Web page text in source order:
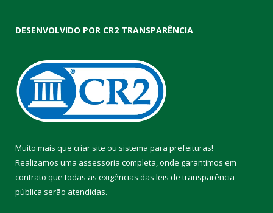
DESENVOLVIDO POR CR2 TRANSPARÊNCIA
Muito mais que criar site ou sistema para prefeituras!
Realizamos uma assessoria completa, onde garantimos em
contrato que todas as exigências das leis de transparência
pública serão atendidas.